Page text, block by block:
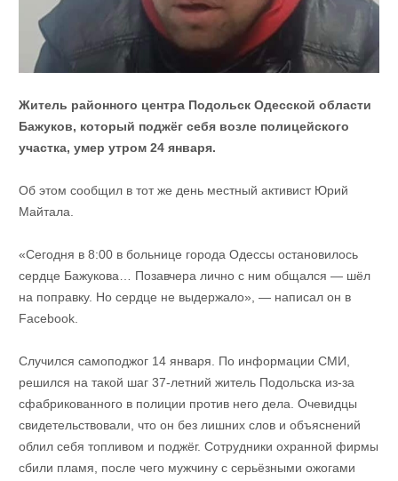
Житель районного центра Подольск Одесской области
Бажуков, который поджёг себя возле полицейского
участка, умер утром 24 января.
Об этом сообщил в тот же день местный активист Юрий
Майтала.
«Сегодня в 8:00 в больнице города Одессы остановилось
сердце Бажукова… Позавчера лично с ним общался — шёл
на поправку. Но сердце не выдержало», — написал он в
Facebook.
Случился самоподжог 14 января. По информации СМИ,
решился на такой шаг 37-летний житель Подольска из-за
сфабрикованного в полиции против него дела. Очевидцы
свидетельствовали, что он без лишних слов и объяснений
облил себя топливом и поджёг. Сотрудники охранной фирмы
сбили пламя, после чего мужчину с серьёзными ожогами